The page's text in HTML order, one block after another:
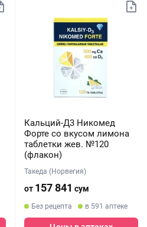
Кальций-Д3 Никомед
Форте со вкусом лимона
таблетки жев. №120
(флакон)
Такеда (Норвегия)
от 157 841 сум
Без рецепта в 591 аптеке